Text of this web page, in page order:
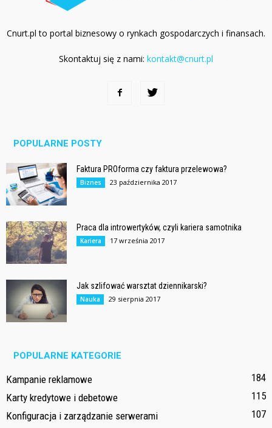
Cnurt.pl to portal biznesowy o rynkach gospodarczych i finansach.
Skontaktuj się z nami: kontakt@cnurt.pl
POPULARNE POSTY
Faktura PROforma czy faktura przelewowa?
Biznes 23 października 2017
Praca dla introwertyków, czyli kariera samotnika
Kariera 17 września 2017
Jak szlifować warsztat dziennikarski?
Nauka 29 sierpnia 2017
POPULARNE KATEGORIE
Kampanie reklamowe
184
Karty kredytowe i debetowe
115
Konfiguracja i zarządzanie serwerami
107